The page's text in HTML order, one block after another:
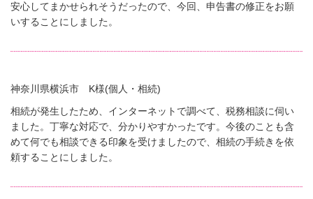
安心してまかせられそうだったので、今回、申告書の修正をお願
いすることにしました。
神奈川県横浜市 K様(個人・相続)
相続が発生したため、インターネットで調べて、税務相談に伺い
ました。丁寧な対応で、分かりやすかったです。今後のことも含
めて何でも相談できる印象を受けましたので、相続の手続きを依
頼することにしました。